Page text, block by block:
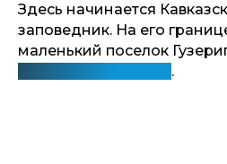
Здесь начинается
заповедник. На его
маленький поселок
.